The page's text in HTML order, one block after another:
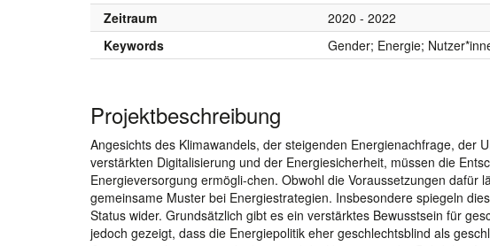
Zeitraum
2020 - 2022
Keywords
Gender; Energie;
Projektbeschreibung
Angesichts des Klimawandels, der steigenden Energienachfrage, der
verstärkten Digitalisierung und der Energiesicherheit, müssen die
Energieversorgung ermögli-chen. Obwohl die Voraussetzungen dafür
gemeinsame Muster bei Energiestrategien. Insbesondere spiegeln
Status wider. Grundsätzlich gibt es ein verstärktes Bewusstsein für
jedoch gezeigt, dass die Energiepolitik eher geschlechtsblind als